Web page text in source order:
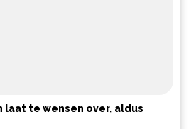
laat te wensen over, aldus